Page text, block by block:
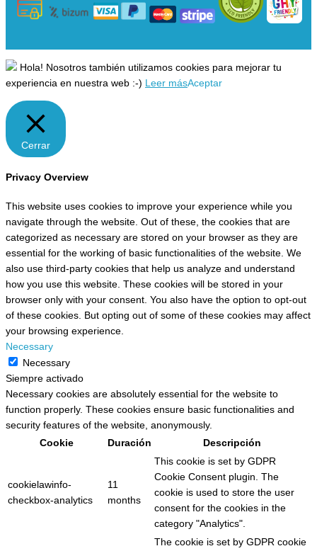
Hola! Nosotros también utilizamos cookies para mejorar tu
experiencia en nuestra web :-) Leer másAceptar
Cerrar
Privacy Overview
This website uses cookies to improve your experience while you
navigate through the website. Out of these, the cookies that are
categorized as necessary are stored on your browser as they are
essential for the working of basic functionalities of the website. We
also use third-party cookies that help us analyze and understand
how you use this website. These cookies will be stored in your
browser only with your consent. You also have the option to opt-out
of these cookies. But opting out of some of these cookies may affect
your browsing experience.
Necessary
Necessary
Siempre activado
Necessary cookies are absolutely essential for the website to
function properly. These cookies ensure basic functionalities and
security features of the website, anonymously.
Cookie
Duración Descripción
cookielawinfo-
checkbox-analytics
11
months
This cookie is set by GDPR
Cookie Consent plugin. The
cookie is used to store the user
consent for the cookies in the
category "Analytics".
The cookie is set by GDPR cookie